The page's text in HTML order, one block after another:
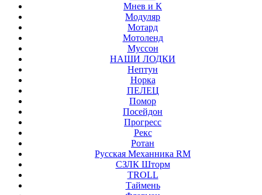
Мнев и К
Модуляр
Мотард
Мотоленд
Муссон
НАШИ ЛОДКИ
Нептун
Норка
ПЕЛЕЦ
Помор
Посейдон
Прогресс
Рекс
Ротан
Русская Механника RM
СЗЛК Шторм
ТROLL
Таймень